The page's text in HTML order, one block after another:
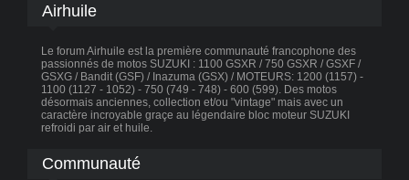
Airhuile
Le forum Airhuile est la première communauté francophone des
passionnés de motos SUZUKI : 1100 GSXR / 750 GSXR / GSXF /
GSXG / Bandit (GSF) / Inazuma (GSX) / MOTEURS: 1200 (1157) -
1100 (1127 - 1052) - 750 (749 - 748) - 600 (599). Des motos
désormais anciennes, collection et/ou "vintage" mais avec un
caractère incroyable graçe au légendaire bloc moteur SUZUKI
refroidi par air et huile.
Communauté